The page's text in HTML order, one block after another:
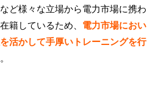
ど様々な立場から電力市場に携わ
籍しているため、 電力市場におい
活かして手厚いトレーニングを行